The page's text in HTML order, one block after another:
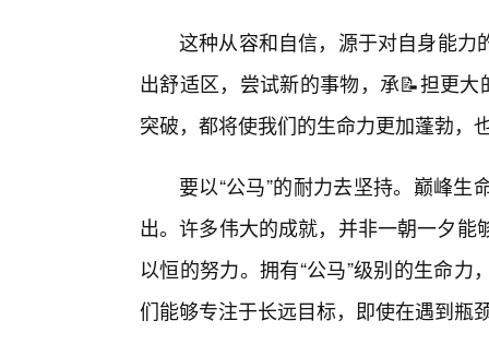
这种从容和自信，源于对自身能力
出舒适区，尝试新的事物，承📝担更
突破，都将使我们的生命力更加蓬勃，
要以“公马”的耐力去坚持。巅峰
出。许多伟大的成就，并非一朝一夕
以恒的努力。拥有“公马”级别的生命
们能够专注于长远目标，即使在遇到瓶